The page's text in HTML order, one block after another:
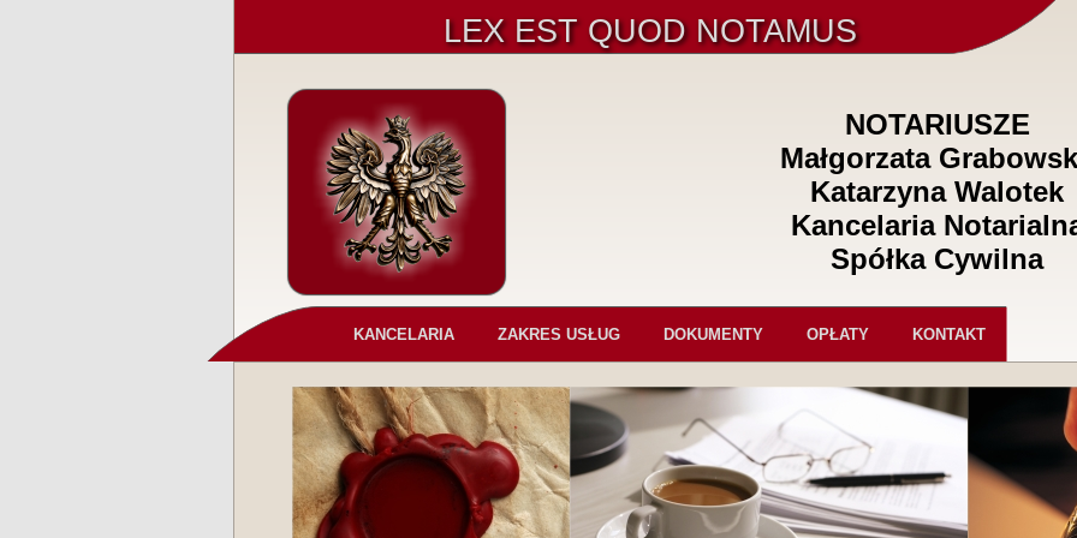
LEX EST QUOD NOTAMUS
NOTARIUSZE
Małgorzata
Katarzyna Walotek
Kancelaria
Spółka Cywilna
KANCELARIA ZAKRES USŁUG DOKUMENTY OPŁATY KONTAKT